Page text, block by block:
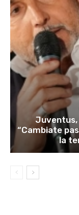
Juventus,
“Cambiate
la